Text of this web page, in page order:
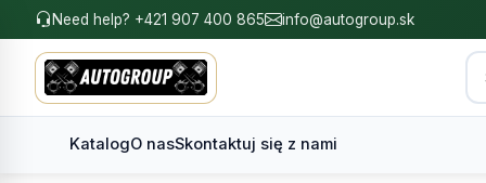
Need help? +421 907 400 865 info@autogroup.sk
KatalogO nasSkontaktuj się z nami